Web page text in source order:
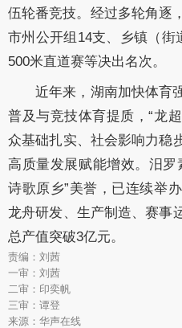
伍轮番竞技。经过多轮角逐
市州公开组14支、乡镇（街
500米直道赛等决出名次。
近年来，湖南加快体育
普及与竞技体育提质，“龙
众基础扎实、社会影响力稳
高质量发展赋能增效。汨罗
诗歌原乡”美誉，已连续举
龙舟研发、生产制造、赛事
总产值突破3亿元。
责编：刘茜
一审：刘茜
二审：印奕帆
三审：谭登
来源：华声在线